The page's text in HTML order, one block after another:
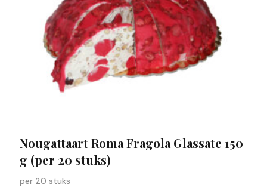
Nougattaart Roma Fragola Glassate 150
g (per 20 stuks)
per 20 stuks